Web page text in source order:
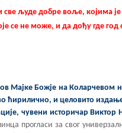
људе добре воље, којима
се не може, и да дођу где
Мајке Божје на Коларчевом
и целовито издање
чувени историчар Виктор
прогласи за свог